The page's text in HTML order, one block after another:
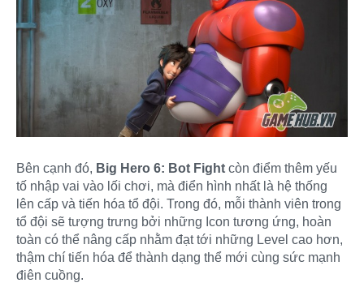
Bên cạnh đó, Big Hero 6: Bot Fight còn điểm thêm yếu
tố nhập vai vào lối chơi, mà điển hình nhất là hệ thống
lên cấp và tiến hóa tổ đội. Trong đó, mỗi thành viên trong
tổ đội sẽ tượng trưng bởi những Icon tương ứng, hoàn
toàn có thể nâng cấp nhằm đạt tới những Level cao hơn,
thậm chí tiến hóa để thành dạng thể mới cùng sức mạnh
điên cuồng.